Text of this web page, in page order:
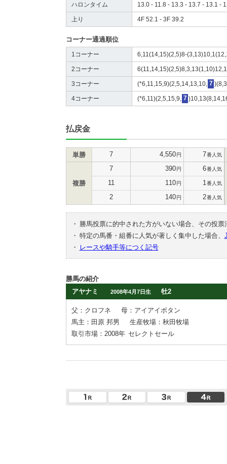
ハロンタイム 13.0 - 11.8 - 13.3 - 13.7 - 13.1 -
上り 4F 52.1 - 3F 39.2
コーナー通過順位
1コーナー 6,11(14,15)(2,5)8-
2コーナー
3コーナー (*6,11,15,9)(2,5,14,13,10, 7
4コーナー (*6,11)(2,5,15,9, 7
払戻金
単勝 7 4,550円 7番人気
複勝
7 390円 6番人気
11 110円 1 番人気
2 140円 2番人気
・
勝馬投票に的中された方がいない場合、その投
・ 特定の馬番・組番に人気が著しく集中した場合、
・
レースや騎手等につく記号
勝馬の紹介
アヤナミ
2008年4月7日生 牡2
父：クロフネ
母：アイアイボタン
馬主：田原 邦男
生産牧場：秋田牧場
取引市場：2008年 セレクトセール